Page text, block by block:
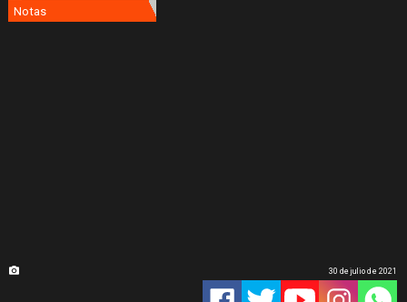
Notas
30 de julio de 2021